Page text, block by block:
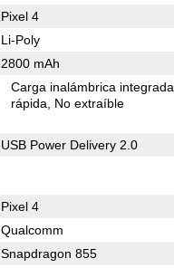
Pixel 4
Li-Poly
2800 mAh
Carga inalámbrica integrada
rápida
No extraíble
USB Power Delivery 2.0
Pixel 4
Qualcomm
Snapdragon 855